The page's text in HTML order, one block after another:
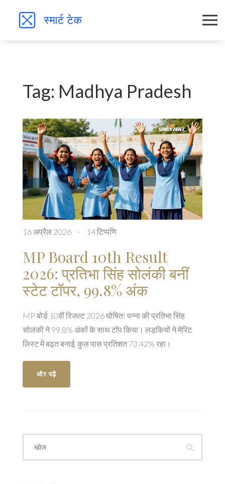
Tag: Madhya Pradesh
16 अप्रैल 2026 · 14 टिप्पणि
MP Board 10th Result
2026: प्रतिभा सिंह सोलंकी बनीं
स्टेट टॉपर, 99.8% अंक
MP बोर्ड 10वीं रिजल्ट 2026 घोषित! पन्ना की प्रतिभा सिंह
सोलंकी ने 99.8% अंकों के साथ टॉप किया। लड़कियों ने मेरिट
लिस्ट में बढ़त बनाई, कुल पास प्रतिशत 73.42% रहा।
और पढ़ें